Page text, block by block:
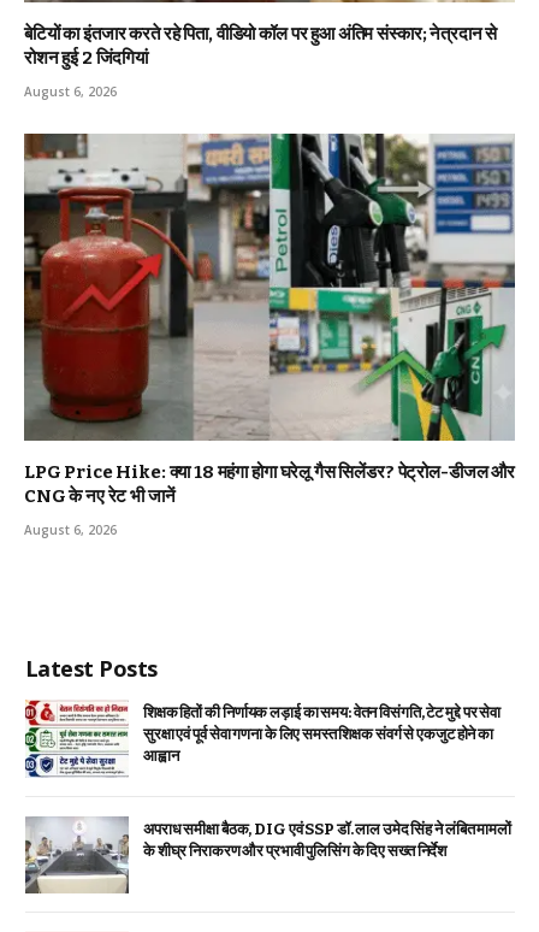
बेटियों का इंतजार करते रहे पिता, वीडियो कॉल पर हुआ अंतिम संस्कार; नेत्रदान से
रोशन हुई 2 जिंदगियां
August 6, 2026
LPG Price Hike: क्या ₹18 महंगा होगा घरेलू गैस सिलेंडर? पेट्रोल-डीजल और
CNG के नए रेट भी जानें
August 6, 2026
Latest Posts
शिक्षक हितों की निर्णायक लड़ाई का समय: वेतन विसंगति, टेट मुद्दे पर सेवा
सुरक्षा एवं पूर्व सेवा गणना के लिए समस्त शिक्षक संवर्ग से एकजुट होने का
आह्वान
अपराध समीक्षा बैठक, DIG एवं SSP डॉ. लाल उमेद सिंह ने लंबित मामलों
के शीघ्र निराकरण और प्रभावी पुलिसिंग के दिए सख्त निर्देश